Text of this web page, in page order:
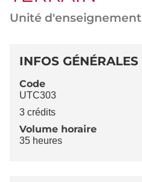
Unité d'enseignement
DÉTAILS
INFOS GÉNÉRALES
Code
UTC303
3 crédits
Volume horaire
35 heures